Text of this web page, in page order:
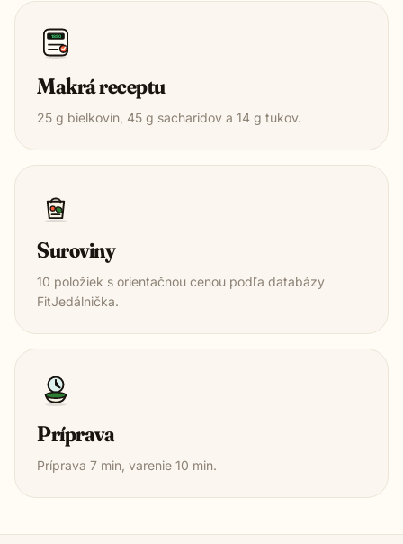
1850
Makrá receptu
25 g bielkovín, 45 g sacharidov a 14 g tukov.
Suroviny
10 položiek s orientačnou cenou podľa databázy
FitJedálnička.
Príprava
Príprava 7 min, varenie 10 min.